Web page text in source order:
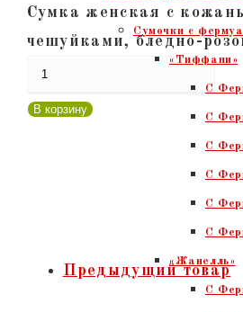
Сумочки c
«Тиффани»
С
С
С
С
C
С
«Жанелль»
С
Сумка женская с
чешуйками, бледно-
В корзину
Предыдущий товар